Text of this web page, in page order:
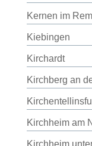
Kernen im
Kiebingen
Kirchardt
Kirchberg an
Kirchheim am
Kirchheim